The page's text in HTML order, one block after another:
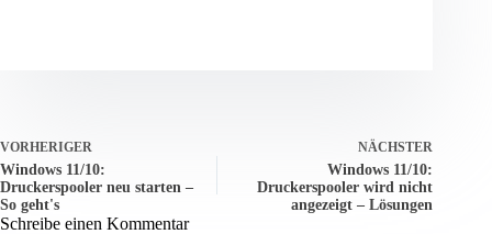
VORHERIGER
Windows 11/10:
Druckerspooler neu starten –
So geht's
NÄCHSTER
Windows 11/10:
Druckerspooler wird nicht
angezeigt – Lösungen
Schreibe einen Kommentar